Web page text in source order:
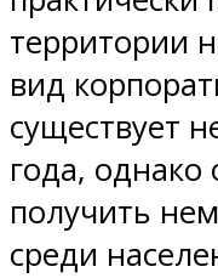
территории
вид
существует
года, однако
получить
среди